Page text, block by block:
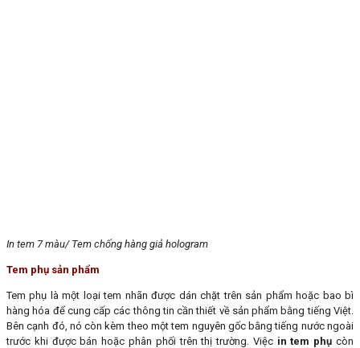
In tem 7 màu/ Tem chống hàng giả hologram
Tem phụ sản phẩm
Tem phụ là một loại tem nhãn được dán chặt trên sản phẩm hoặc bao bì
hàng hóa để cung cấp các thông tin cần thiết về sản phẩm bằng tiếng Việt.
Bên cạnh đó, nó còn kèm theo một tem nguyên gốc bằng tiếng nước ngoài
trước khi được bán hoặc phân phối trên thị trường. Việc in tem phụcòn